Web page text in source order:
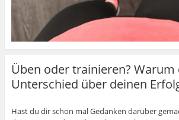
Üben oder trainieren? Warum
Unterschied über deinen
Hast du dir schon mal Gedanken darüber